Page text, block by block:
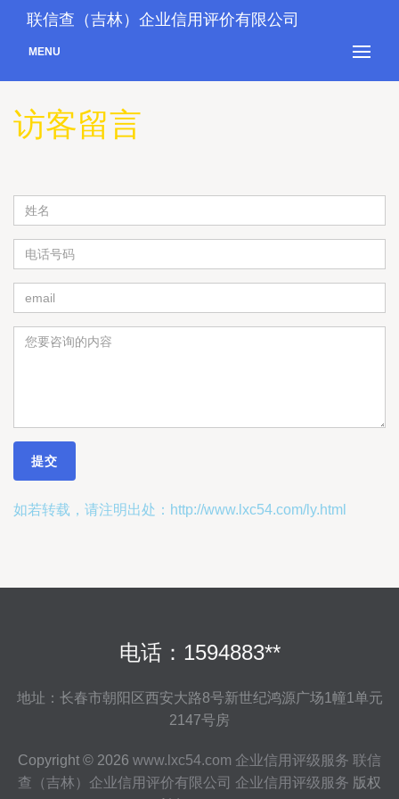
联信查（吉林）企业信用评价有限公司
MENU
访客留言
如若转载，请注明出处：http://www.lxc54.com/ly.html
电话：1594883**
地址：长春市朝阳区西安大路8号新世纪鸿源广场1幢1单元
2147号房
Copyright © 2026 www.lxc54.com 企业信用评级服务 联信
查（吉林）企业信用评价有限公司 企业信用评级服务 版权